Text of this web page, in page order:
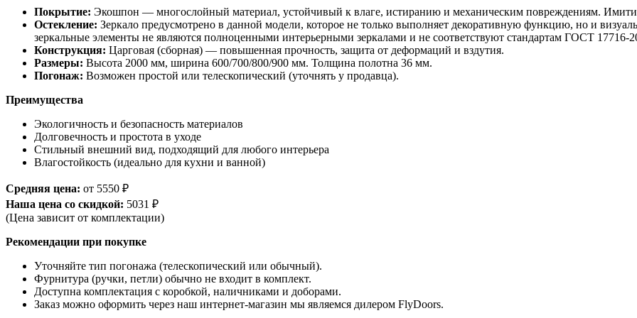
Покрытие: Экошпон — многослойный материал, устойчивый к влаге, истиранию и механическим повреждениям.
Остекление: Зеркало предусмотрено в данной модели, которое не только выполняет декоративную функцию, но и
зеркальные элементы не являются полноценными интерьерными зеркалами и не соответствуют стандартам ГОСТ 17716-
Конструкция: Царговая (сборная) — повышенная прочность, защита от деформаций и вздутия.
Размеры: Высота 2000 мм, ширина 600/700/800/900 мм. Толщина полотна 36 мм.
Погонаж: Возможен простой или телескопический (уточнять у продавца).
Преимущества
Экологичность и безопасность материалов
Долговечность и простота в уходе
Стильный внешний вид, подходящий для любого интерьера
Влагостойкость (идеально для кухни и ванной)
Средняя цена: от 5550 ₽
Наша цена со скидкой: 5031 ₽
(Цена зависит от комплектации)
Рекомендации при покупке
Уточняйте тип погонажа (телескопический или обычный).
Фурнитура (ручки, петли) обычно не входит в комплект.
Доступна комплектация с коробкой, наличниками и доборами.
Заказ можно оформить через наш интернет-магазин мы являемся дилером FlyDoors.